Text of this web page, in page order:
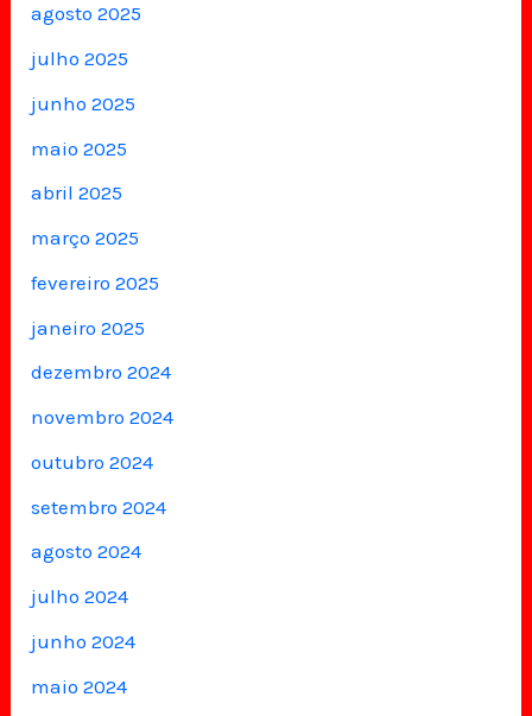
agosto 2025
julho 2025
junho 2025
maio 2025
abril 2025
março 2025
fevereiro 2025
janeiro 2025
dezembro 2024
novembro 2024
outubro 2024
setembro 2024
agosto 2024
julho 2024
junho 2024
maio 2024